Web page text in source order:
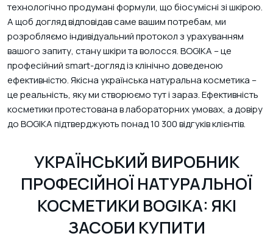
технологічно продумані формули, що біосумісні зі шкірою.
А щоб догляд відповідав саме вашим потребам, ми
розробляємо індивідуальний протокол з урахуванням
вашого запиту, стану шкіри та волосся. BOGIKA – це
професійний smart-догляд із клінічно доведеною
ефективністю. Якісна українська натуральна косметика –
це реальність, яку ми створюємо тут і зараз. Ефективність
косметики протестована в лабораторних умовах, а довіру
до BOGIKA підтверджують понад 10 300 відгуків клієнтів.
УКРАЇНСЬКИЙ ВИРОБНИК
ПРОФЕСІЙНОЇ НАТУРАЛЬНОЇ
КОСМЕТИКИ BOGIKA: ЯКІ
ЗАСОБИ КУПИТИ
Акційні товари